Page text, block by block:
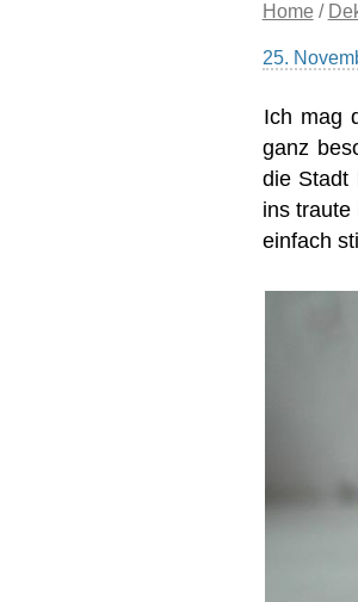
Home /
25.
Ich mag
ganz
die Stadt
ins traute
einfach